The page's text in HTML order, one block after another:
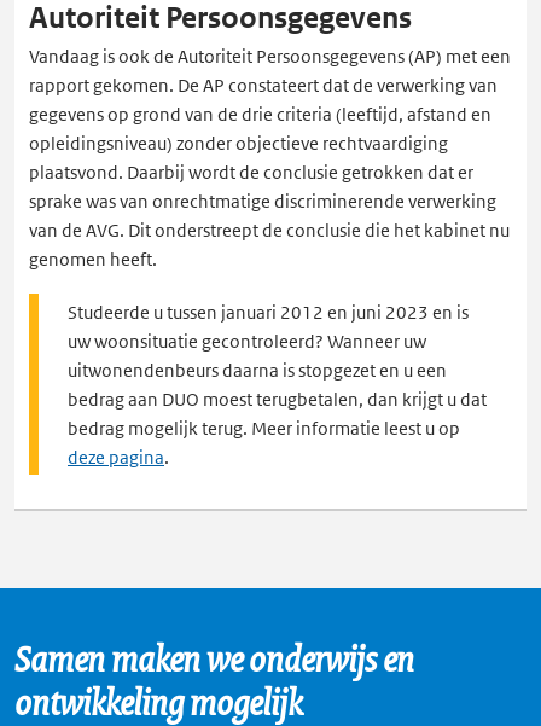
Autoriteit Persoonsgegevens
Vandaag is ook de Autoriteit Persoonsgegevens (AP) met een
rapport gekomen. De AP constateert dat de verwerking van
gegevens op grond van de drie criteria (leeftijd, afstand en
opleidingsniveau) zonder objectieve rechtvaardiging
plaatsvond. Daarbij wordt de conclusie getrokken dat er
sprake was van onrechtmatige discriminerende verwerking
van de AVG. Dit onderstreept de conclusie die het kabinet nu
genomen heeft.
Studeerde u tussen januari 2012 en juni 2023 en is
uw woonsituatie gecontroleerd? Wanneer uw
uitwonendenbeurs daarna is stopgezet en u een
bedrag aan DUO moest terugbetalen, dan krijgt u dat
bedrag mogelijk terug. Meer informatie leest u op
deze pagina.
Samen maken we onderwijs en
ontwikkeling mogelijk